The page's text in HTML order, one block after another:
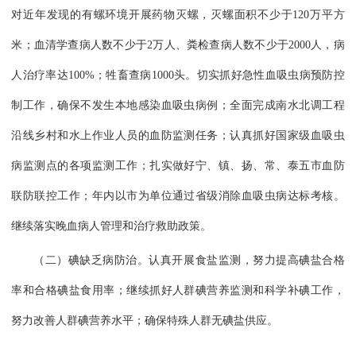
对近年发现的有螺环境开展药物灭螺，灭螺面积不少于120万平方
米；血清学查病人数不少于2万人、粪检查病人数不少于2000人，病
人治疗率达100%；牲畜查病1000头。切实抓好急性血吸虫病预防控
制工作，确保不发生本地感染血吸虫病例；全面完成南水北调工程
沿线乡村和水上作业人员的血防监测任务；认真抓好国家级血吸虫
病监测点的各项监测工作；扎实做好宁、镇、扬、常、泰五市血防
联防联控工作；年内以市为单位通过省级消除血吸虫病达标考核。
继续落实晚血病人管理和治疗救助政策。
（二）碘缺乏病防治。认真开展食盐监测，努力提高碘盐合格
率和合格碘盐食用率；继续抓好人群碘营养监测和科学补碘工作，
努力改善人群碘营养水平；确保特殊人群无碘盐供应。